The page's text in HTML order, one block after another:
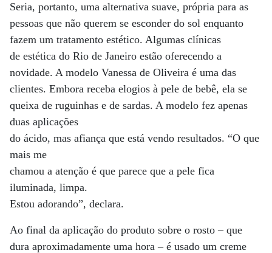
Seria, portanto, uma alternativa suave, própria para as
pessoas que não querem se esconder do sol enquanto
fazem um tratamento estético. Algumas clínicas
de estética do Rio de Janeiro estão oferecendo a
novidade. A modelo Vanessa de Oliveira é uma das
clientes. Embora receba elogios à pele de bebê, ela se
queixa de ruguinhas e de sardas. A modelo fez apenas
duas aplicações
do ácido, mas afiança que está vendo resultados. “O que
mais me
chamou a atenção é que parece que a pele fica
iluminada, limpa.
Estou adorando”, declara.
Ao final da aplicação do produto sobre o rosto – que
dura aproximadamente uma hora – é usado um creme